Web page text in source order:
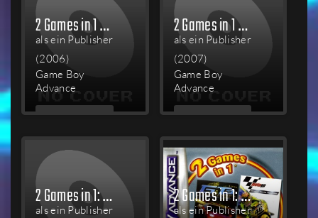
2 Games in 1 Double Pack: SpongeBob SquarePants: SuperSponge / SpongeBob SquarePants: Revenge of the Flying Dutchman
als ein Publisher
(2006)
Game Boy
Advance
MEHR
2 Games in 1 Double Pack: The Incredibles / Finding Nemo: The Continuing Adventures
als ein Publisher
(2007)
Game Boy
Advance
MEHR
2 Games in 1: Finding Nemo / The Incredibles
als ein Publisher
2 Games in 1: GT 3 Advance: Pro Concept Racing + Moto GP: Ultimate Racing Technology
als ein Publisher